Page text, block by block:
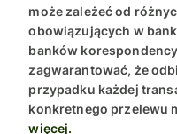
może zależeć od
obowiązujących w
banków
zagwarantować, że
przypadku każdej
konkretnego przelewu
więcej.